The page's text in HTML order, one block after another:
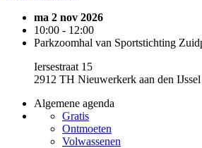
ma 2 nov 2026
10:00 - 12:00
Parkzoomhal van Sportstichting
Iersestraat 15
2912 TH Nieuwerkerk aan den IJssel
Algemene agenda
Gratis
Ontmoeten
Volwassenen